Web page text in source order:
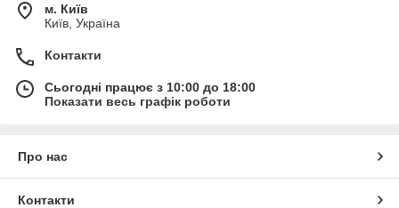
м. Київ
Київ, Україна
Контакти
Сьогодні працює з 10:00 до 18:00
Показати весь графік роботи
Про нас
Контакти